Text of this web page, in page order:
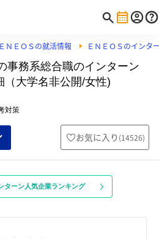
ＥＮＥＯＳの就活情報 ＥＮＥＯＳのインタ
事務系総合職のインターン
（大学名非公開/女性)
対策
お気に入り (14526)
ターン人気企業ランキング